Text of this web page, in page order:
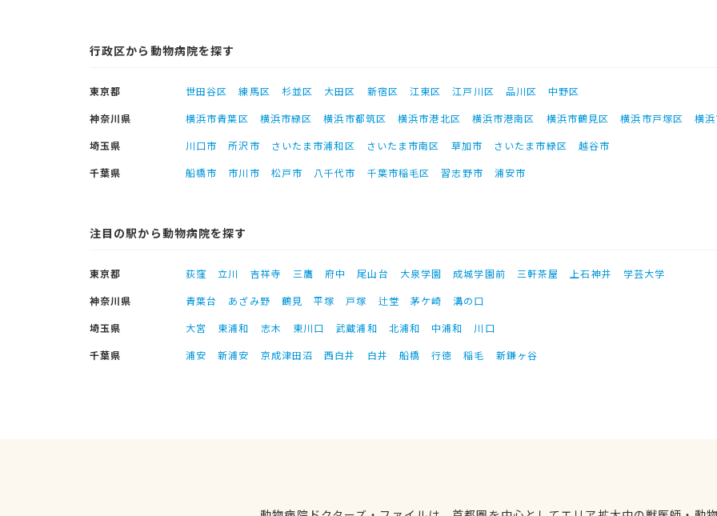
行政区から動物病院を探す
東京都 世田谷区 練馬区 杉並区 大田区 新宿区 江東区 江戸川区 品川区
中野区
神奈川県
横浜市青葉区 横浜市緑区 横浜市都筑区 横浜市港北区 横浜市港南区 横浜市鶴見区 横浜市戸塚区
横
埼玉県
川口市 所沢市 さいたま市浦和区 さいたま市南区 草加市 さいたま市緑区
越谷市
千葉県
船橋市 市川市 松戸市 八千代市 千葉市稲毛区 習志野市 浦安市
注目の駅から動物病院を探す
東京都 荻窪 立川 吉祥寺 三鷹 府中 尾山台 大泉学園 成城学園前 三軒茶屋 上石神井
学芸大学
神奈川県
青葉台 あざみ野 鶴見 平塚 戸塚 辻堂 茅ケ崎
溝の口
埼玉県
大宮 東浦和 志木 東川口 武蔵浦和 北浦和 中浦和
川口
千葉県
浦安 新浦安 京成津田沼 西白井 白井 船橋 行徳 稲毛 新鎌ヶ谷